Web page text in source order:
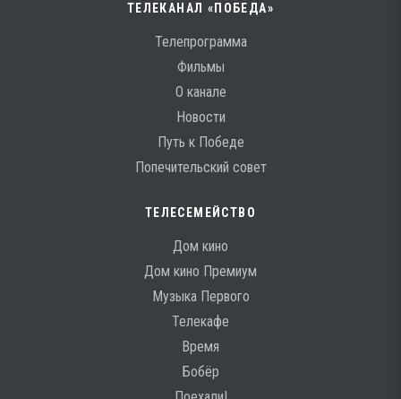
ТЕЛЕКАНАЛ «ПОБЕДА»
Телепрограмма
Фильмы
О канале
Новости
Путь к Победе
Попечительский совет
ТЕЛЕСЕМЕЙСТВО
Дом кино
Дом кино Премиум
Музыка Первого
Телекафе
Время
Бобёр